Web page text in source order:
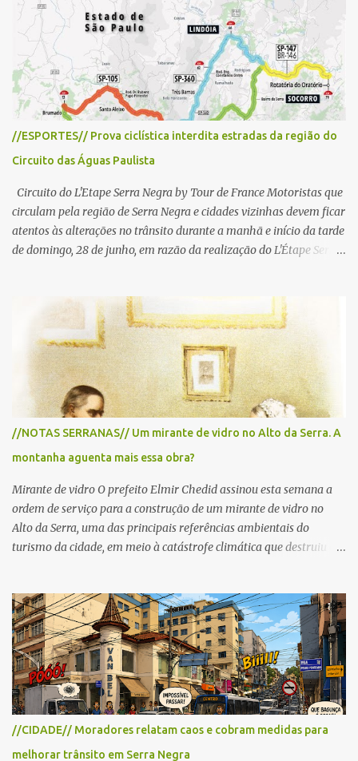
i
s
//ESPORTES// Prova ciclística interdita estradas da região do
Circuito das Águas Paulista
Circuito do L'Etape Serra Negra by Tour de France Motoristas que
circulam pela região de Serra Negra e cidades vizinhas devem ficar
atentos às alterações no trânsito durante a manhã e início da tarde
de domingo, 28 de junho, em razão da realização do L'Étape Serra
reunirá atletas de diferentes regiões do país e terá percursos
passando pelos municípios de Serra Negra, Amparo, Monte Alegre
do Sul, Lindoia e Socorro. Para garantir a segurança dos
participantes e do público, diversos trechos de rodovias e estradas
da região serão interditados temporariamente ao longo da prova.
A largada será na Rua Coronel Pedro Penteado, em Serra Negra,
para cerca de 2.000 ciclistas, às 6h30. De acordo com o
cronograma da organização e de todas as prefeituras envolvidas,
as interdições ocorrerão de forma programada e os trechos serão
//NOTAS SERRANAS// Um mirante de vidro no Alto da Serra. A
montanha aguenta mais essa obra?
Mirante de vidro O prefeito Elmir Chedid assinou esta semana a
ordem de serviço para a construção de um mirante de vidro no
Alto da Serra, uma das principais referências ambientais do
turismo da cidade, em meio à catástrofe climática que destruiu o
ambiental nas políticas públicas. Preservação permanente O Alto
da Serra está localizado em uma das Áreas de Preservação
Permanente no município, chamadas de APP no Código Florestal
Brasileiro, Lei nº 12.651/12. As APPS são protegidas com a função
ambiental de preservar os recursos hídricos, a paisagem, a
proteção do solo e a biodiversidade para assegurar a qualidade de
vida da população. No local já estão instaladas torres de
transmissão de televisão e telefonia celular, contêineres de uso
comercial, sanitário público, pequenas construções e uma rampa
//CIDADE// Moradores relatam caos e cobram medidas para
melhorar trânsito em Serra Negra